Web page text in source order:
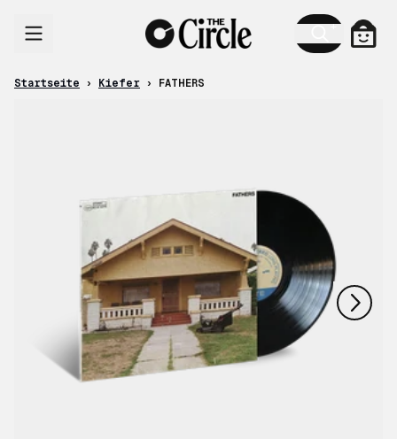
Startseite › Kiefer › FATHERS
vorheriges
nächstes